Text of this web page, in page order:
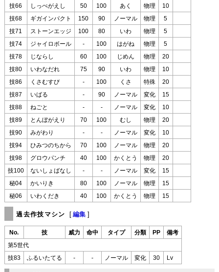
技66 しっぺがえし 50 100 あく 物理 10
技68 ギガインパクト 150 90 ノーマル 物理 5
技71 ストーンエッジ 100 80 いわ 物理 5
技74 ジャイロボール - 100 はがね 物理 5
技78 じならし 60 100 じめん 物理 20
技80 いわなだれ 75 90 いわ 物理 10
技86 くさむすび - 100 くさ 特殊 20
技87 いばる - 90 ノーマル 変化 15
技88 ねごと - - ノーマル 変化 10
技89 とんぼがえり 70 100 むし 物理 20
技90 みがわり - - ノーマル 変化 10
技94 ひみつのちから 70 100 ノーマル 物理 20
技98 グロウパンチ 40 100 かくとう 物理 20
技100 ないしょばなし - - ノーマル 変化 15
秘04 かいりき 80 100 ノーマル 物理 15
秘06 いわくだき 40 100 かくとう 物理 15
過去作技マシン [ 編集 ]
No. 技 威力 命中 タイプ 分類 PP 備考
第5世代
技83 ふるいたてる - - ノーマル 変化 30 Lv